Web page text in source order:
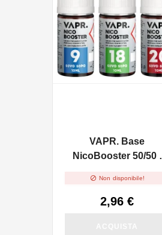
VAPR. Base
NicoBooster 50/50 -
 Non disponibile!
2,96 €